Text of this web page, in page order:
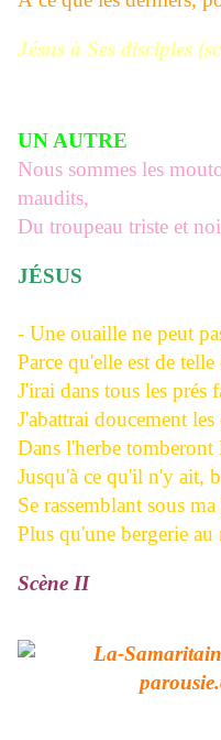
Jésus à Ses disciples
UN AUTRE
Nous sommes les
maudits,
Du troupeau triste et
JÉSUS
Vous êtes
- Une ouaille ne peut
Parce qu'elle est de
J'irai dans tous les prés
J'abattrai doucement
Dans l'herbe tomberont
Jusqu'à ce qu'il n'y ait,
Se rassemblant sous
Plus qu'une bergerie
Scène II